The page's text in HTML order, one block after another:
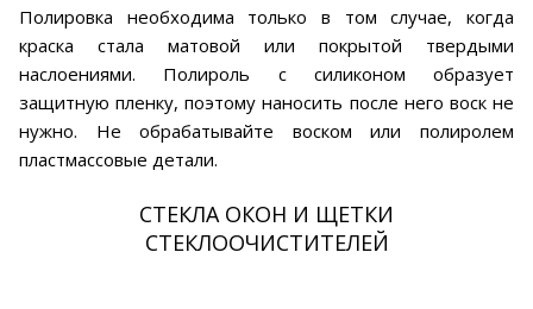
Полировка необходима только в том случае, когда
краска стала матовой или покрытой твердыми
наслоениями. Полироль с силиконом образует
защитную пленку, поэтому наносить после него воск не
нужно. Не обрабатывайте воском или полиролем
пластмассовые детали.
СТЕКЛА ОКОН И ЩЕТКИ
СТЕКЛООЧИСТИТЕЛЕЙ